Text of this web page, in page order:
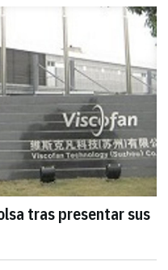
tras presentar sus